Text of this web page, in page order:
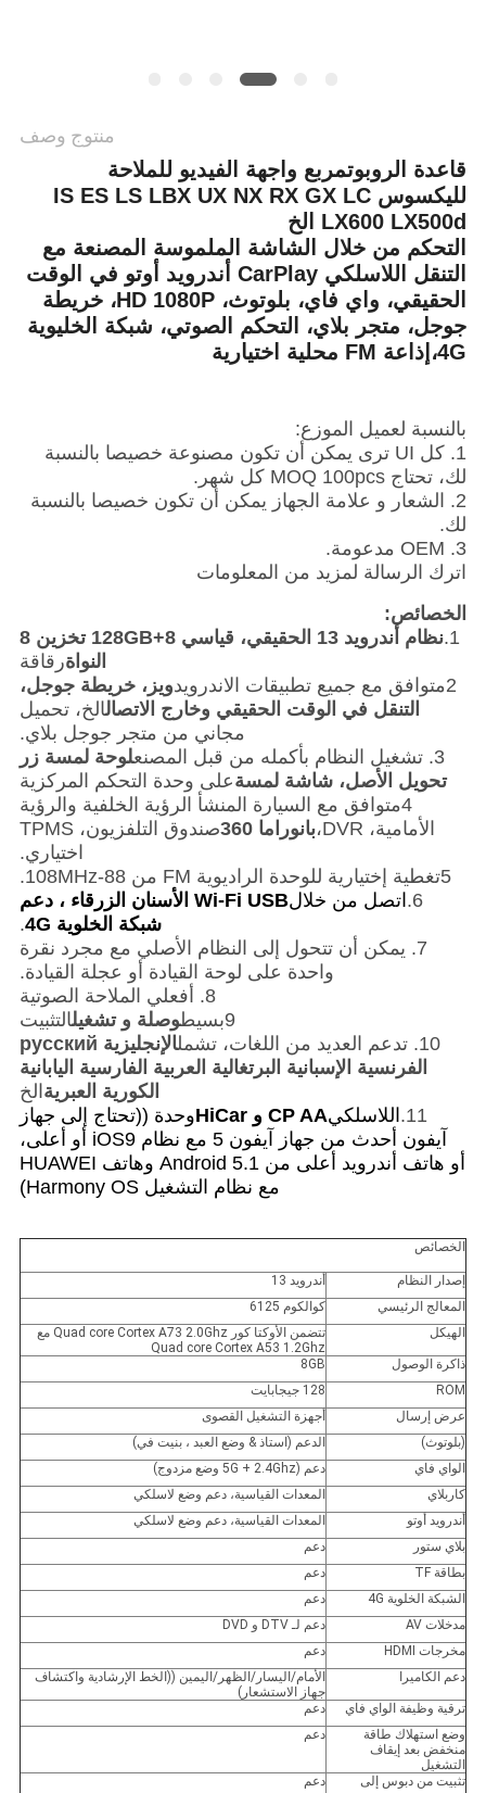
منتوج وصف
قاعدة الروبوتمربع واجهة الفيديو للملاحة
لليكسوس IS ES LS LBX UX NX RX GX LC
LX600 LX500d الخ
التحكم من خلال الشاشة الملموسة المصنعة مع
التنقل اللاسلكي CarPlay أندرويد أوتو في الوقت
الحقيقي، واي فاي، بلوتوث، HD 1080P، خريطة
جوجل، متجر بلاي، التحكم الصوتي، شبكة الخليوية
4G،إذاعة FM محلية اختيارية
بالنسبة لعميل الموزع:
1. كل UI ترى يمكن أن تكون مصنوعة خصيصا بالنسبة
لك، تحتاج MOQ 100pcs كل شهر.
2. الشعار و علامة الجهاز يمكن أن تكون خصيصا بالنسبة
لك.
3. OEM مدعومة.
اترك الرسالة لمزيد من المعلومات
الخصائص:
1.
نظام أندرويد 13 الحقيقي، قياسي 8+128GB تخزين 8
النواةرقاقة
2متوافق مع جميع تطبيقات الاندرويد
ويز، خريطة جوجل،
التنقل في الوقت الحقيقي وخارج الاتصالالخ، تحميل
مجاني من متجر جوجل بلاي.
3. تشغيل النظام بأكمله من قبل المصنع
لوحة لمسة زر
تحويل الأصل، شاشة لمسةعلى وحدة التحكم المركزية
4متوافق مع السيارة المنشأ الرؤية الخلفية والرؤية
الأمامية، DVR،
بانوراما 360
صندوق التلفزيون، TPMS
اختياري.
5تغطية إختيارية للوحدة الراديوية FM من 88-108MHz.
6. اتصل من خلال
Wi-Fi USB الأسنان الزرقاء ، دعم
شبكة الخلوية 4G
.
7. يمكن أن تتحول إلى النظام الأصلي مع مجرد نقرة
واحدة على لوحة القيادة أو عجلة القيادة.
8. أفعلي الملاحة الصوتية
9بسيط
وصلة و تشغيلالتثبيت
10. تدعم العديد من اللغات، تشمل
الإنجليزية русский
الفرنسية الإسبانية البرتغالية العربية الفارسية اليابانية
الكورية العبرية الخ
11. اللاسلكيCP AA و HiCar
وحدة ((تحتاج إلى جهاز
آيفون أحدث من جهاز آيفون 5 مع نظام iOS9 أو أعلى،
أو هاتف أندرويد أعلى من Android 5.1 وهاتف HUAWEI
مع نظام التشغيل Harmony OS)
الخصائص
إصدار النظام
أندرويد 13
المعالج الرئيسي
كوالكوم 6125
الهيكل
تتضمن الأوكتا كور Quad core Cortex A73 2.0Ghz مع
Quad core Cortex A53 1.2Ghz
ذاكرة الوصول
8GB
ROM
128 جيجابايت
عرض إرسال
أجهزة التشغيل القصوى
(بلوتوث)
الدعم (استاذ & وضع العبد ، بنيت في)
الواي فاي
دعم (5G + 2.4Ghz وضع مزدوج)
كاربلاي
المعدات القياسية، دعم وضع لاسلكي
أندرويد أوتو
المعدات القياسية، دعم وضع لاسلكي
بلاي ستور
دعم
بطاقة TF
دعم
الشبكة الخلوية 4G
دعم
مدخلات AV
دعم لـ DTV و DVD
مخرجات HDMI
دعم
دعم الكاميرا
الأمام/اليسار/الظهر/اليمين ((الخط الإرشادية واكتشاف
جهاز الاستشعار)
ترقية وظيفة الواي فاي
دعم
وضع استهلاك طاقة
منخفض بعد إيقاف
التشغيل
دعم
تثبيت من دبوس إلى
دعم